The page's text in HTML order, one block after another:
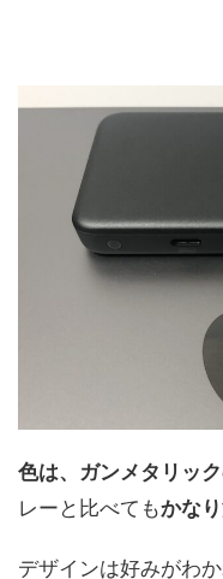
色は、ガンメタリッ
レーと比べてもかな
デザインは好みがわ